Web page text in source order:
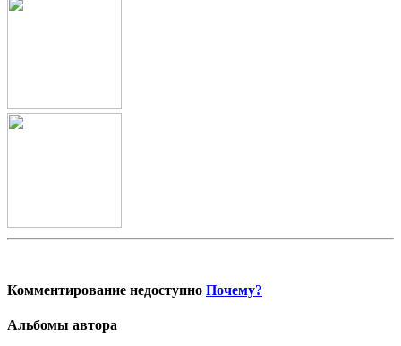
Комментирование недоступно Почему?
Альбомы автора